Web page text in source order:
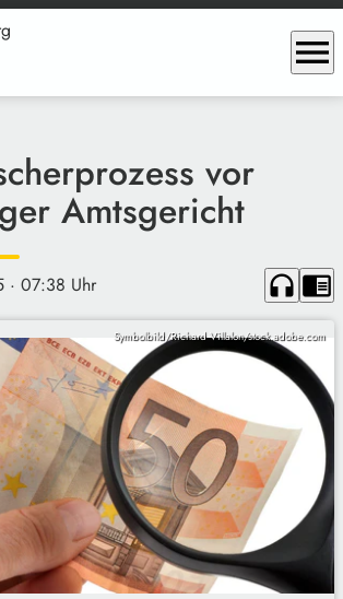
menu
vor
Amtsgericht
· 07:38 Uhr headphones chrome_reader_mode
Symbolbild/Richard Villalon/stock.adobe.com